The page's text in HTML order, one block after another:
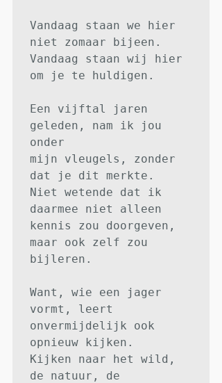
Vandaag staan we hier
niet zomaar bijeen.
Vandaag staan wij hier
om je te huldigen.
Een vijftal jaren
geleden, nam ik jou
onder
mijn vleugels, zonder
dat je dit merkte.
Niet wetende dat ik
daarmee niet alleen
kennis zou doorgeven,
maar ook zelf zou
bijleren.
Want, wie een jager
vormt, leert
onvermijdelijk ook
opnieuw kijken.
Kijken naar het wild,
de natuur, de